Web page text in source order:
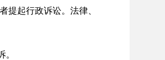
提起行政诉讼。法律、